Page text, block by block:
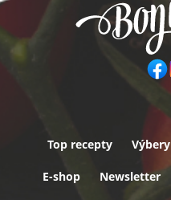
Top recepty
E-shop Newsletter